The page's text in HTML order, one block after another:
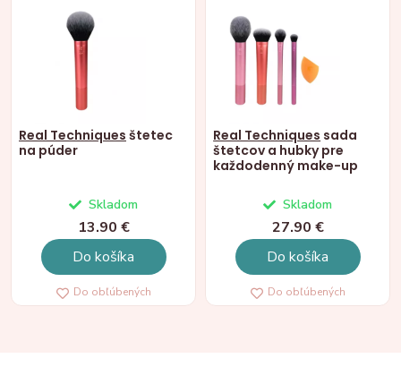
Real Techniques štetec
na púder
Skladom
13.90 €
Do košíka
Do obľúbených
Real Techniques sada
štetcov a hubky pre
každodenný make-up
Skladom
27.90 €
Do košíka
Do obľúbených